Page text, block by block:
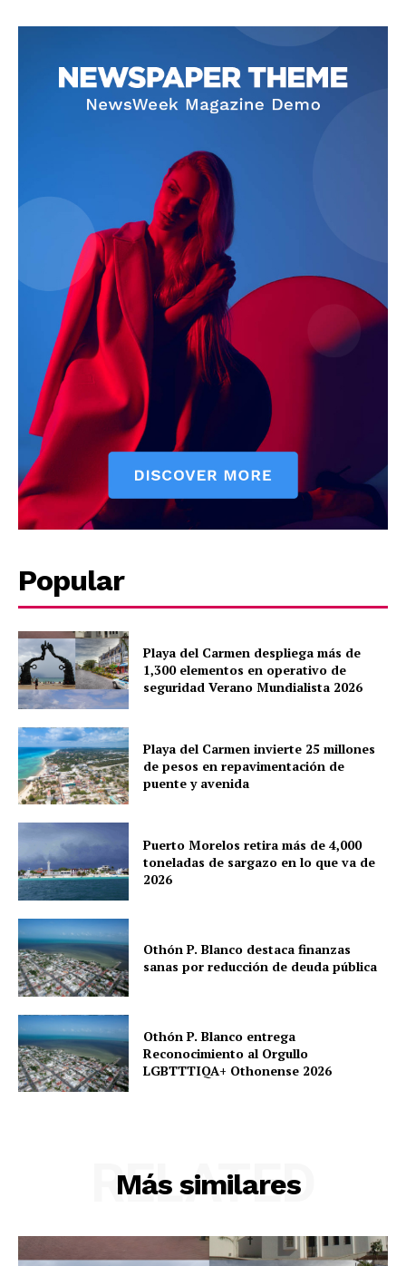
SUBSCRIBE NOW
Contact us
Subscription Plans
My account
Quintana Roo
Cancún
Chetumal
Playa del Carmen
Puerto Morelos
Popular
Playa del Carmen despliega más de
1,300 elementos en operativo de
seguridad Verano Mundialista 2026
Playa del Carmen invierte 25 millones
de pesos en repavimentación de
puente y avenida
Puerto Morelos retira más de 4,000
toneladas de sargazo en lo que va de
2026
Othón P. Blanco destaca finanzas
sanas por reducción de deuda pública
Othón P. Blanco entrega
Reconocimiento al Orgullo
LGBTTTIQA+ Othonense 2026
Más similares
RELATED